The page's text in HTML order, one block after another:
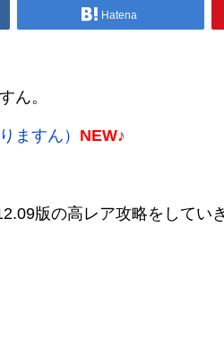
Hatena
ん。
ますん） NEW♪
版の高レア攻略をしてい